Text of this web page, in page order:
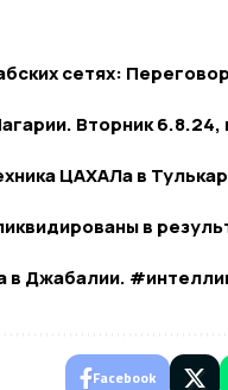
сетях:
Вторник 6.8.24,
ЦАХАЛа в
в
в Джабалии.
Facebook